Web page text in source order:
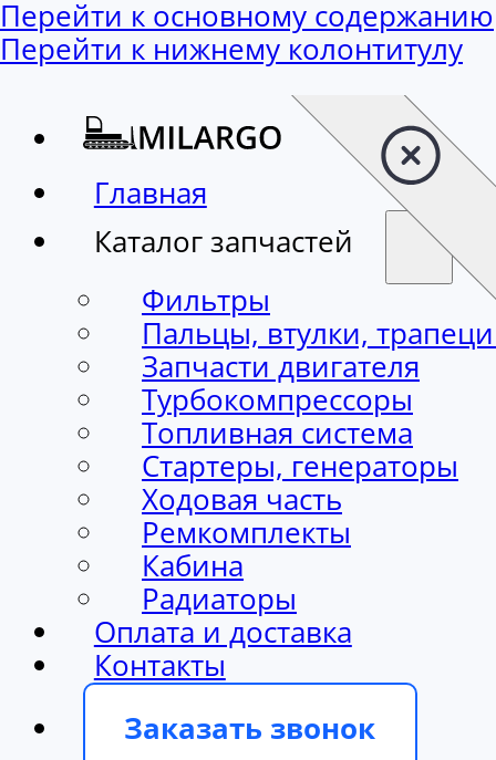
Перейти к основному содержанию
Перейти к нижнему колонтитулу
Главная
Каталог запчастей
Фильтры
Пальцы, втулки,
Запчасти двигателя
Турбокомпрессоры
Топливная система
Стартеры, генераторы
Ходовая часть
Ремкомплекты
Кабина
Радиаторы
Оплата и доставка
Контакты
Заказать звонок